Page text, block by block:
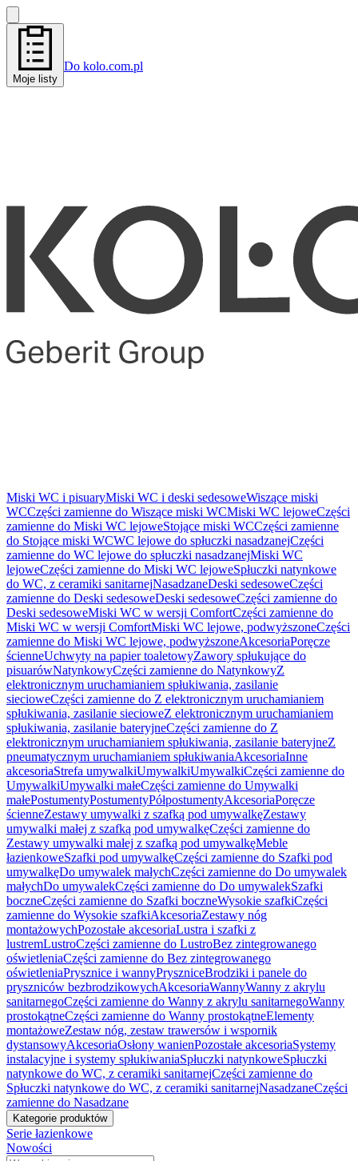
Moje listy
Do kolo.com.pl
Miski WC i pisuaryMiski WC i deski sedesoweWiszące miski
WCCzęści zamienne do Wiszące miski WCMiski WC lejoweCzęści
zamienne do Miski WC lejoweStojące miski WCCzęści zamienne
do Stojące miski WCWC lejowe do spłuczki nasadzanejCzęści
zamienne do WC lejowe do spłuczki nasadzanejMiski WC
lejoweCzęści zamienne do Miski WC lejoweSpłuczki natynkowe
do WC, z ceramiki sanitarnejNasadzaneDeski sedesoweCzęści
zamienne do Deski sedesoweDeski sedesoweCzęści zamienne do
Deski sedesoweMiski WC w wersji ComfortCzęści zamienne do
Miski WC w wersji ComfortMiski WC lejowe, podwyższoneCzęści
zamienne do Miski WC lejowe, podwyższoneAkcesoriaPoręcze
ścienneUchwyty na papier toaletowyZawory spłukujące do
pisuarówNatynkowyCzęści zamienne do NatynkowyZ
elektronicznym uruchamianiem spłukiwania, zasilanie
siecioweCzęści zamienne do Z elektronicznym uruchamianiem
spłukiwania, zasilanie siecioweZ elektronicznym uruchamianiem
spłukiwania, zasilanie bateryjneCzęści zamienne do Z
elektronicznym uruchamianiem spłukiwania, zasilanie bateryjneZ
pneumatycznym uruchamianiem spłukiwaniaAkcesoriaInne
akcesoriaStrefa umywalkiUmywalkiUmywalkiCzęści zamienne do
UmywalkiUmywalki małeCzęści zamienne do Umywalki
małePostumentyPostumentyPółpostumentyAkcesoriaPoręcze
ścienneZestawy umywalki z szafką pod umywalkęZestawy
umywalki małej z szafką pod umywalkęCzęści zamienne do
Zestawy umywalki małej z szafką pod umywalkęMeble
łazienkoweSzafki pod umywalkęCzęści zamienne do Szafki pod
umywalkęDo umywalek małychCzęści zamienne do Do umywalek
małychDo umywalekCzęści zamienne do Do umywalekSzafki
boczneCzęści zamienne do Szafki boczneWysokie szafkiCzęści
zamienne do Wysokie szafkiAkcesoriaZestawy nóg
montażowychPozostałe akcesoriaLustra i szafki z
lustremLustroCzęści zamienne do LustroBez zintegrowanego
oświetleniaCzęści zamienne do Bez zintegrowanego
oświetleniaPrysznice i wannyPryszniceBrodziki i panele do
pryszniców bezbrodzikowychAkcesoriaWannyWanny z akrylu
sanitarnegoCzęści zamienne do Wanny z akrylu sanitarnegoWanny
prostokątneCzęści zamienne do Wanny prostokątneElementy
montażoweZestaw nóg, zestaw trawersów i wspornik
dystansowyAkcesoriaOsłony wanienPozostałe akcesoriaSystemy
instalacyjne i systemy spłukiwaniaSpłuczki natynkoweSpłuczki
natynkowe do WC, z ceramiki sanitarnejCzęści zamienne do
Spłuczki natynkowe do WC, z ceramiki sanitarnejNasadzaneCzęści
zamienne do Nasadzane
Kategorie produktów
Serie łazienkowe
Nowości